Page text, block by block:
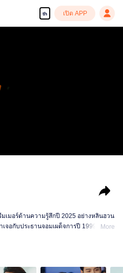
th เปิด APP
มเมอร์ด้านความรู้สึกปี 2025 อย่างหลินฮวน
จอกับประธานจอมเผด็จการปี 1999 อย่าง
More